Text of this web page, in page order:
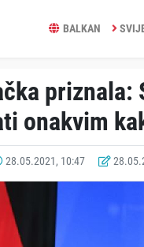
BALKAN
priznala:
onakvim
28.05.2021, 10:47